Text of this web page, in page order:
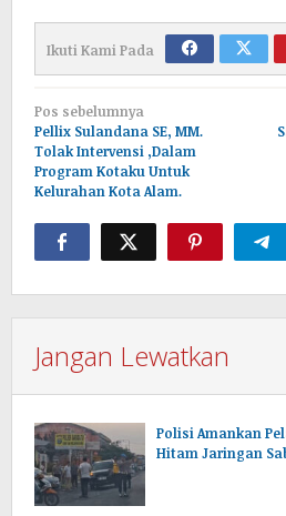
Ikuti Kami Pada
Navigasi
pos
Pos sebelumnya
Pellix Sulandana SE, MM.
Tolak Intervensi ,Dalam
Program Kotaku Untuk
Kelurahan Kota Alam.
Jangan Lewatkan
Polisi Amankan
Hitam Jaringan